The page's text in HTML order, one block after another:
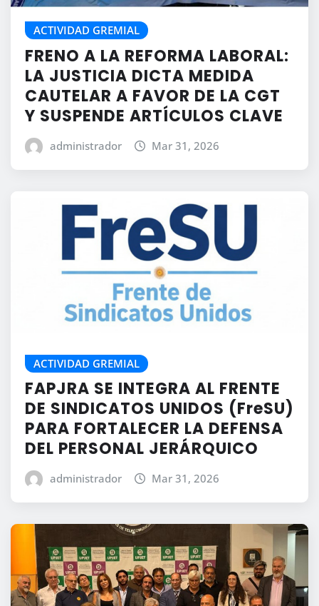
ACTIVIDAD GREMIAL
FRENO A LA REFORMA LABORAL:
LA JUSTICIA DICTA MEDIDA
CAUTELAR A FAVOR DE LA CGT
Y SUSPENDE ARTÍCULOS CLAVE
administrador Mar 31, 2026
ACTIVIDAD GREMIAL
FAPJRA SE INTEGRA AL FRENTE
DE SINDICATOS UNIDOS (FreSU)
PARA FORTALECER LA DEFENSA
DEL PERSONAL JERÁRQUICO
administrador Mar 31, 2026